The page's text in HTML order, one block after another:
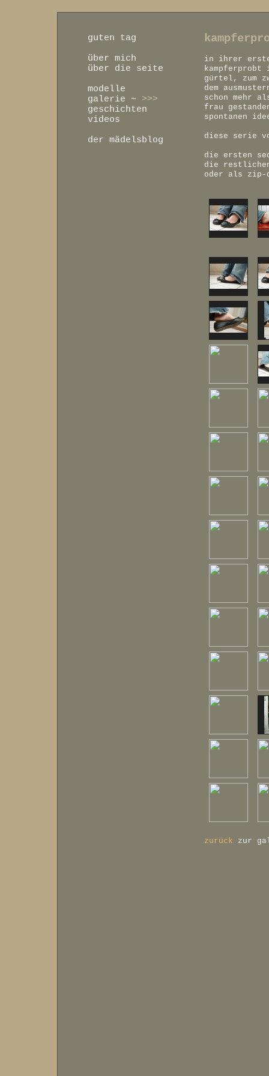
guten tag
über mich
über die seite
modelle
galerie ~ >>>
geschichten
videos
der mädelsblog
in ihrer
gürtel, zum
dem
schon mehr
frau
spontanen
diese serie
die ersten
die
oder als zip-
zurück zur